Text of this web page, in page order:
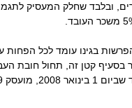
ובלבד שחלק המעסיק
כאמור בסעיף קטן זה, תחול חובת